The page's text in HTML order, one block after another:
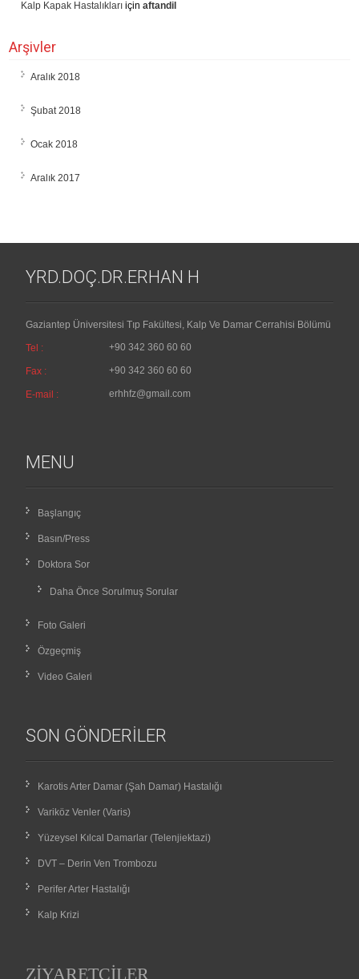
Kalp Kapak Hastalıkları içinaftandil
Arşivler
Aralık 2018
Şubat 2018
Ocak 2018
Aralık 2017
YRD.DOÇ.DR.ERHAN H
Gaziantep Üniversitesi Tıp Fakültesi, Kalp Ve Damar Cerrahisi Bölümü
Tel : +90 342 360 60 60
Fax : +90 342 360 60 60
E-mail : erhhfz@gmail.com
MENU
Başlangıç
Basın/Press
Doktora Sor
Daha Önce Sorulmuş Sorular
Foto Galeri
Özgeçmiş
Video Galeri
SON GÖNDERILER
Karotis Arter Damar (Şah Damar) Hastalığı
Variköz Venler (Varis)
Yüzeysel Kılcal Damarlar (Telenjiektazi)
DVT – Derin Ven Trombozu
Perifer Arter Hastalığı
Kalp Krizi
ZIYARETÇILER